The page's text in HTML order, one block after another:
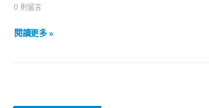
0 則留言
閱讀更多 »